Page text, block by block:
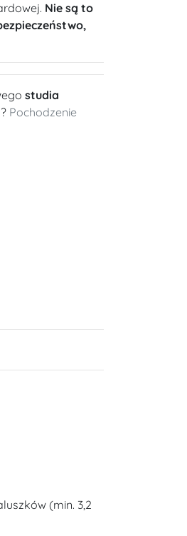
Nie są to
studia
Pochodzenie
(min. 3,2